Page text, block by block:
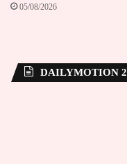
05/08/2026
DAILYMOTION